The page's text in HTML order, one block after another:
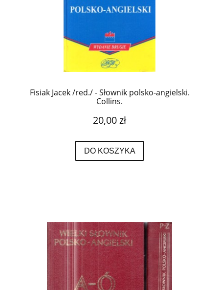
Fisiak Jacek /red./ - Słownik polsko-angielski.
Collins.
20,00 zł
DO KOSZYKA